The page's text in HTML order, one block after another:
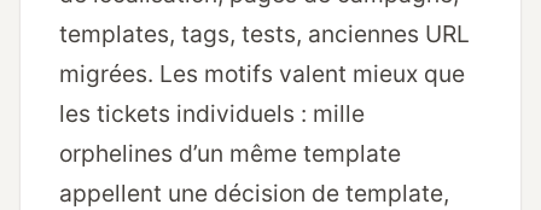
templates, tags, tests, anciennes URL
migrées. Les motifs valent mieux que
les tickets individuels : mille
orphelines d’un même template
appellent une décision de template,